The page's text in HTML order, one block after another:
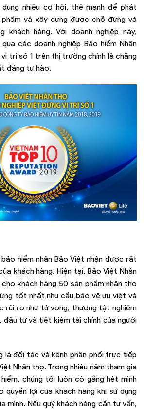
nhiều cơ hội, thế mạnh để phát
và xây dựng được chỗ đứng và
khách hàng. Với doanh nghiệp này,
các doanh nghiệp Bảo hiểm Nhân
trí số 1 trên thị trường chính là chặng
đáng tự hào.
hiểm nhân Bảo Việt nhận được rất
khách hàng. Hiện tại, Bảo Việt Nhân
khách hàng 50 sản phẩm nhân thọ
tốt nhất nhu cầu bảo vệ ưu việt và
rủi ro như tử vong, thương tật nghiêm
tư và tiết kiệm tài chính của người
là đối tác và kênh phân phối trực tiếp
Nhân thọ. Trong nhiều năm tham gia
chúng tôi luôn cố gắng hết mình
quyền lợi của khách hàng khi sử dụng
mình. Nếu quý khách hàng cần tư vấn,